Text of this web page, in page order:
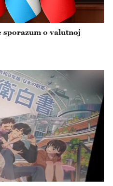
sporazum o valutnoj